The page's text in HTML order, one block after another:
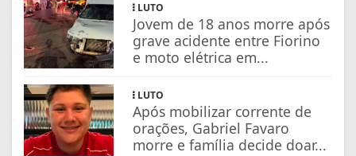
LUTO
Jovem de 18 anos morre após
grave acidente entre Fiorino
e moto elétrica em...
LUTO
Após mobilizar corrente de
orações, Gabriel Favaro
morre e família decide doar...